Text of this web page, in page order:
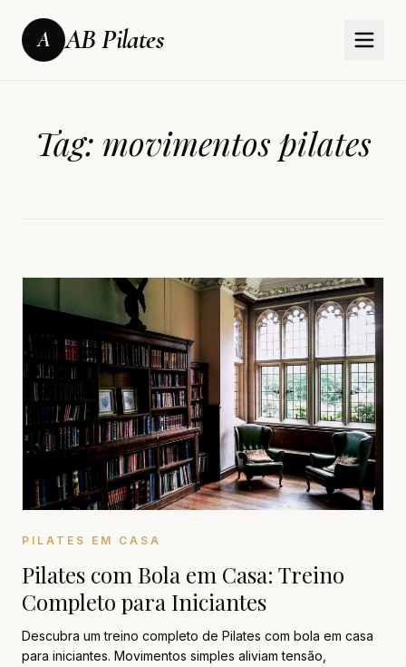
A AB Pilates
Tag: movimentos pilates
PILATES EM CASA
Pilates com Bola em Casa: Treino
Completo para Iniciantes
Descubra um treino completo de Pilates com bola em casa
para iniciantes. Movimentos simples aliviam tensão,